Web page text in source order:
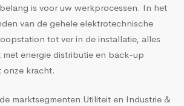
is voor uw werkprocessen. In het
van de gehele elektrotechnische
tot ver in de installatie, alles
energie distributie en back-up
onze kracht.
marktsegmenten Utiliteit en Industrie &